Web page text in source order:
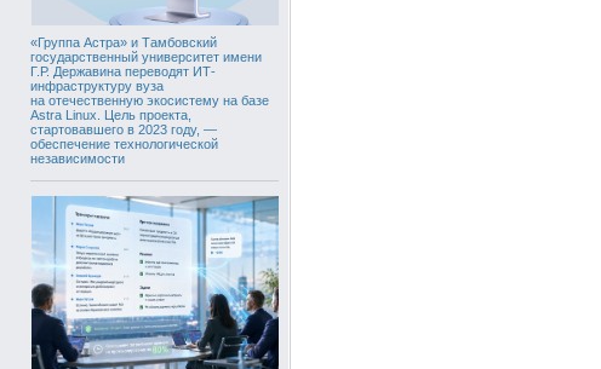
«Группа Астра» и Тамбовский
государственный университет имени
Г.Р. Державина переводят ИТ-
инфраструктуру вуза
на отечественную экосистему на базе
Astra Linux. Цель проекта,
стартовавшего в 2023 году, —
обеспечение технологической
независимости